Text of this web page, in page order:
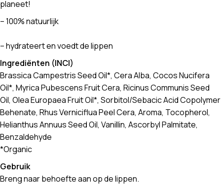
planeet!
– 100% natuurlijk
– hydrateert en voedt de lippen
Ingrediënten (INCI)
Brassica Campestris Seed Oil*, Cera Alba, Cocos Nucifera
Oil*, Myrica Pubescens Fruit Cera, Ricinus Communis Seed
Oil, Olea Europaea Fruit Oil*, Sorbitol/Sebacic Acid Copolymer
Behenate, Rhus Verniciflua Peel Cera, Aroma, Tocopherol,
Helianthus Annuus Seed Oil, Vanillin, Ascorbyl Palmitate,
Benzaldehyde
*Organic
Gebruik
Breng naar behoefte aan op de lippen.